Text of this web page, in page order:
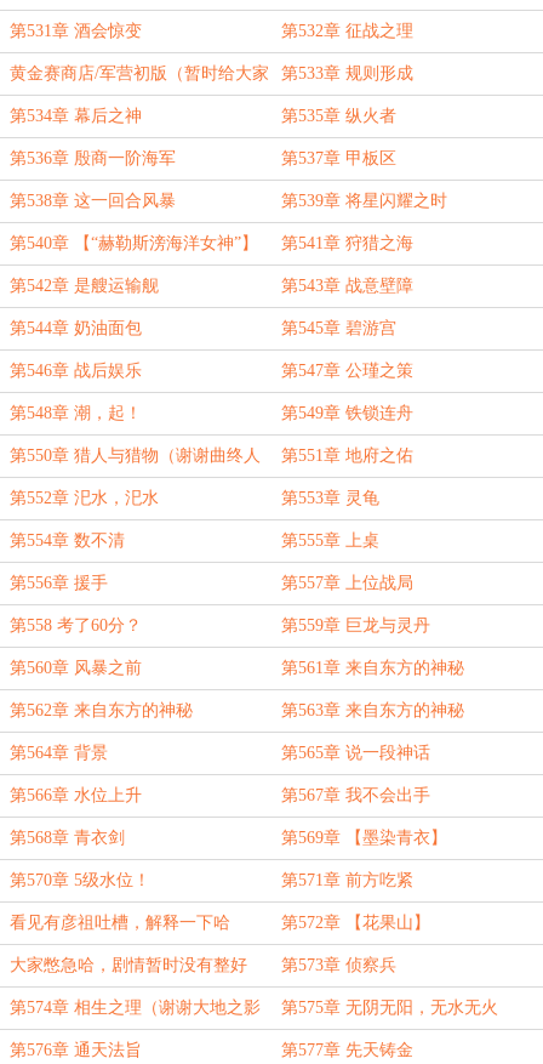
第531章 酒会惊变 第532章 征战之理
黄金赛商店/军营初版（暂时给大家
挑毛病用的）
第533章 规则形成
第534章 幕后之神 第535章 纵火者
第536章 殷商一阶海军 第537章 甲板区
第538章 这一回合风暴 第539章 将星闪耀之时
第540章 【“赫勒斯滂海洋女神”】 第541章 狩猎之海
第542章 是艘运输舰 第543章 战意壁障
第544章 奶油面包 第545章 碧游宫
第546章 战后娱乐 第547章 公瑾之策
第548章 潮，起！ 第549章 铁锁连舟
第550章 猎人与猎物（谢谢曲终人
散茶微凉老板的万赏！）
第551章 地府之佑
第552章 汜水，汜水 第553章 灵龟
第554章 数不清 第555章 上桌
第556章 援手 第557章 上位战局
第558 考了60分？ 第559章 巨龙与灵丹
第560章 风暴之前 第561章 来自东方的神秘
boss（一）
第562章 来自东方的神秘
boss（二）
第563章 来自东方的神秘
boss（三）
第564章 背景 第565章 说一段神话
第566章 水位上升 第567章 我不会出手
第568章 青衣剑 第569章 【墨染青衣】
第570章 5级水位！ 第571章 前方吃紧
看见有彦祖吐槽，解释一下哈 第572章 【花果山】
大家憋急哈，剧情暂时没有整好 第573章 侦察兵
第574章 相生之理（谢谢大地之影
骑士老板）
第575章 无阴无阳，无水无火
第576章 通天法旨 第577章 先天铸金